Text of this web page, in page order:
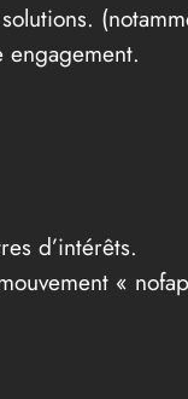
engagement.
d’intérêts.
«